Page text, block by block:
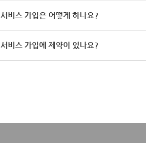
서비스 가입은 어떻게 하나요?
서비스 가입에 제약이 있나요?